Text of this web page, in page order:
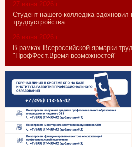
27 июня 2026 г.
Студент нашего колледжа вдохновил
трудоустройства
26 июня 2026 г.
В рамках Всероссийской ярмарки
"ПрофФест.Время возможностей"